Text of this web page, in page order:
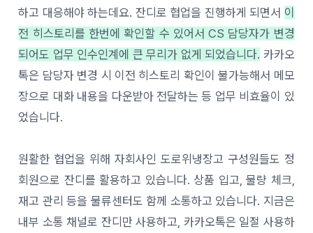
하고 대응해야 하는데요. 잔디로 협업을 진행하게 되면서 이
전 히스토리를 한번에 확인할 수 있어서 CS 담당자가 변경
되어도 업무 인수인계에 큰 무리가 없게 되었습니다. 카카오
톡은 담당자 변경 시 이전 히스토리 확인이 불가능해서 메모
장으로 대화 내용을 다운받아 전달하는 등 업무 비효율이 있
었습니다.
원활한 협업을 위해 자회사인 도로위냉장고 구성원들도 정
회원으로 잔디를 활용하고 있습니다. 상품 입고, 물량 체크,
재고 관리 등을 물류센터도 함께 소통하고 있습니다. 지금은
내부 소통 채널로 잔디만 사용하고, 카카오톡은 일절 사용하